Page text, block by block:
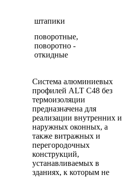
штапики
поворотные,
поворотно -
откидные
Система алюминиевых
профилей ALT C48 без
термоизоляции
предназначена для
реализации внутренних и
наружных оконных, а
также витражных и
перегородочных
конструкций,
устанавливаемых в
зданиях, к которым не